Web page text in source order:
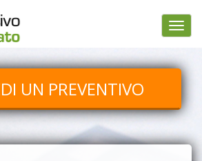
UN PREVENTIVO